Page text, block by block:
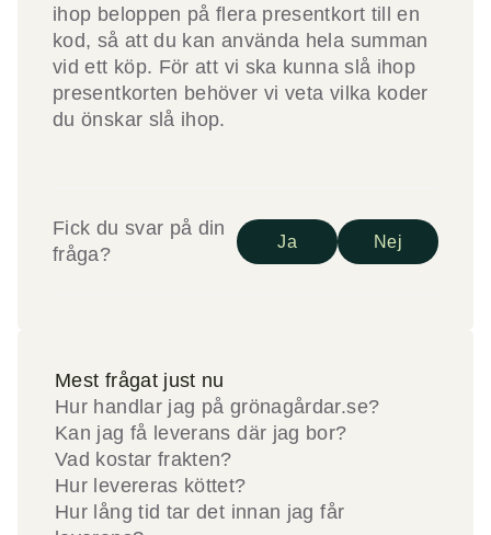
ihop beloppen på flera presentkort till en
kod, så att du kan använda hela summan
vid ett köp. För att vi ska kunna slå ihop
presentkorten behöver vi veta vilka koder
du önskar slå ihop.
Fick du svar på din
fråga?
Ja Nej
Mest frågat just nu
Hur handlar jag på grönagårdar.se?
Kan jag få leverans där jag bor?
Vad kostar frakten?
Hur levereras köttet?
Hur lång tid tar det innan jag får